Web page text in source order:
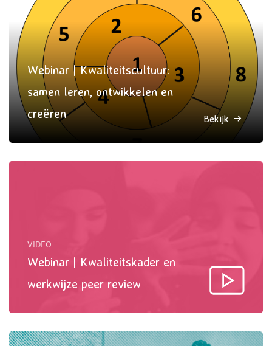
Webinar | Kwaliteitscultuur:
samen leren, ontwikkelen en
creëren
Bekijk
VIDEO
Webinar | Kwaliteitskader en
werkwijze peer review